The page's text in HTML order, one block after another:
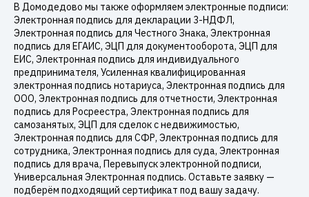
В Домодедово мы также оформляем электронные подписи:
Электронная подпись для декларации 3-НДФЛ,
Электронная подпись для Честного Знака, Электронная
подпись для ЕГАИС, ЭЦП для документооборота, ЭЦП для
ЕИС, Электронная подпись для индивидуального
предпринимателя, Усиленная квалифицированная
электронная подпись нотариуса, Электронная подпись для
ООО, Электронная подпись для отчетности, Электронная
подпись для Росреестра, Электронная подпись для
самозанятых, ЭЦП для сделок с недвижимостью,
Электронная подпись для СФР, Электронная подпись для
сотрудника, Электронная подпись для суда, Электронная
подпись для врача, Перевыпуск электронной подписи,
Универсальная Электронная подпись. Оставьте заявку —
подберём подходящий сертификат под вашу задачу.